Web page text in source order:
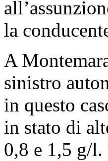
la
A
sinistro
in questo
in stato di
0,8 e 1,5 g/